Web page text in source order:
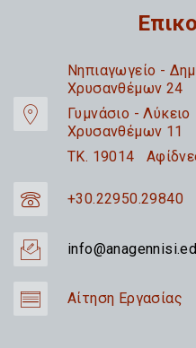
Nηπιαγωγείο -
Χρυσανθέμων 24
Γυμνάσιο - Λύκειο
Χρυσανθέμων 11
TK. 19014
+30.22950.29840
Αίτηση Εργασίας